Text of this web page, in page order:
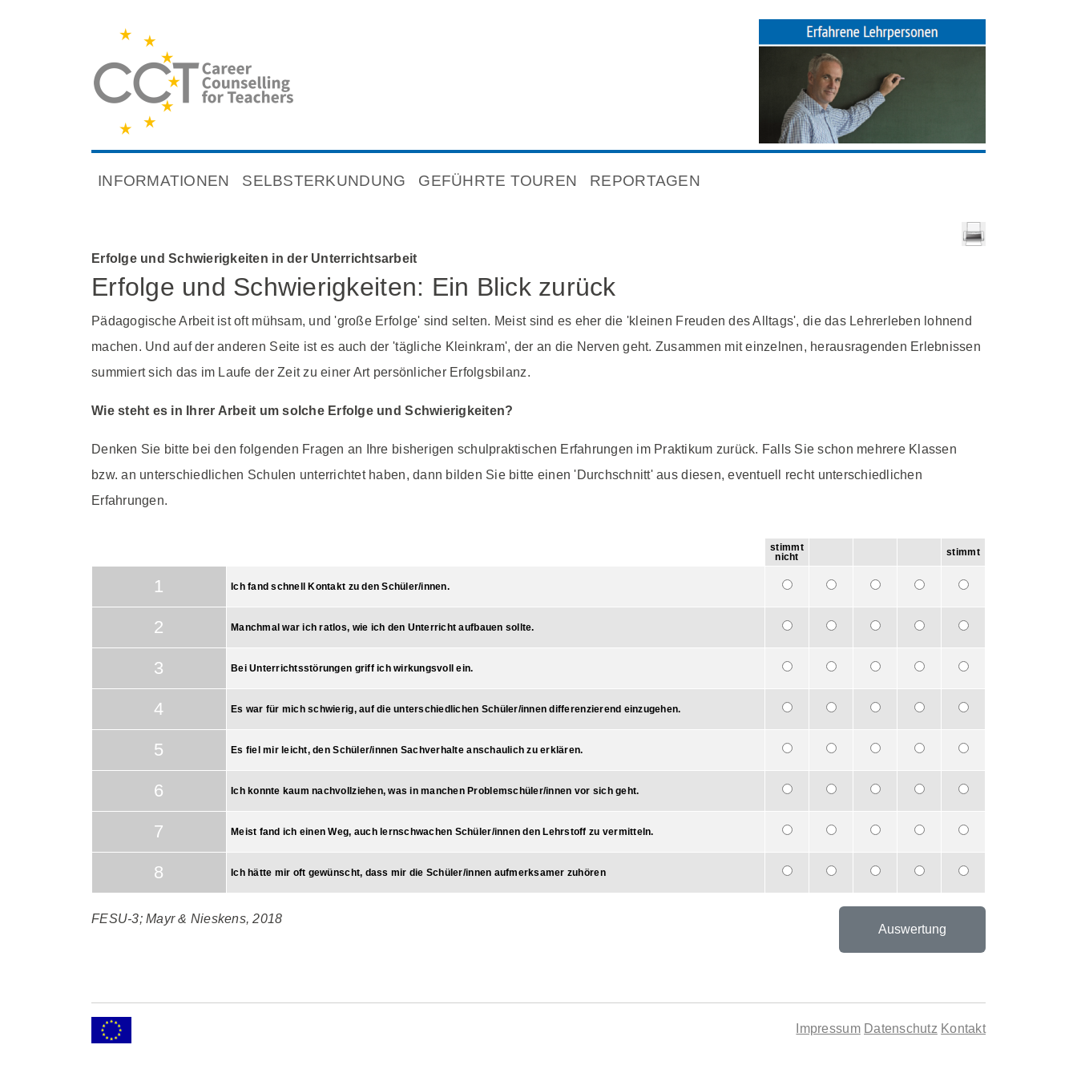
INFORMATIONEN SELBSTERKUNDUNG GEFÜHRTE TOUREN REPORTAGEN
Erfolge und Schwierigkeiten in der Unterrichtsarbeit
Erfolge und Schwierigkeiten: Ein Blick zurück
Pädagogische Arbeit ist oft mühsam, und 'große Erfolge' sind selten. Meist sind es eher die 'kleinen Freuden des Alltags', die das Lehrerleben lohnend
machen. Und auf der anderen Seite ist es auch der 'tägliche Kleinkram', der an die Nerven geht. Zusammen mit einzelnen, herausragenden Erlebnissen
summiert sich das im Laufe der Zeit zu einer Art persönlicher Erfolgsbilanz.
Wie steht es in Ihrer Arbeit um solche Erfolge und Schwierigkeiten?
Denken Sie bitte bei den folgenden Fragen an Ihre bisherigen schulpraktischen Erfahrungen im Praktikum zurück. Falls Sie schon mehrere Klassen
bzw. an unterschiedlichen Schulen unterrichtet haben, dann bilden Sie bitte einen 'Durchschnitt' aus diesen, eventuell recht unterschiedlichen
Erfahrungen.
stimmt
nicht
stimmt
1 Ich fand schnell Kontakt zu den Schüler/innen.
2 Manchmal war ich ratlos, wie ich den Unterricht aufbauen sollte.
3 Bei Unterrichtsstörungen griff ich wirkungsvoll ein.
4 Es war für mich schwierig, auf die unterschiedlichen Schüler/innen differenzierend einzugehen.
5 Es fiel mir leicht, den Schüler/innen Sachverhalte anschaulich zu erklären.
6 Ich konnte kaum nachvollziehen, was in manchen Problemschüler/innen vor sich geht.
7 Meist fand ich einen Weg, auch lernschwachen Schüler/innen den Lehrstoff zu vermitteln.
8 Ich hätte mir oft gewünscht, dass mir die Schüler/innen aufmerksamer zuhören
FESU-3; Mayr & Nieskens, 2018
Impressum Datenschutz Kontakt